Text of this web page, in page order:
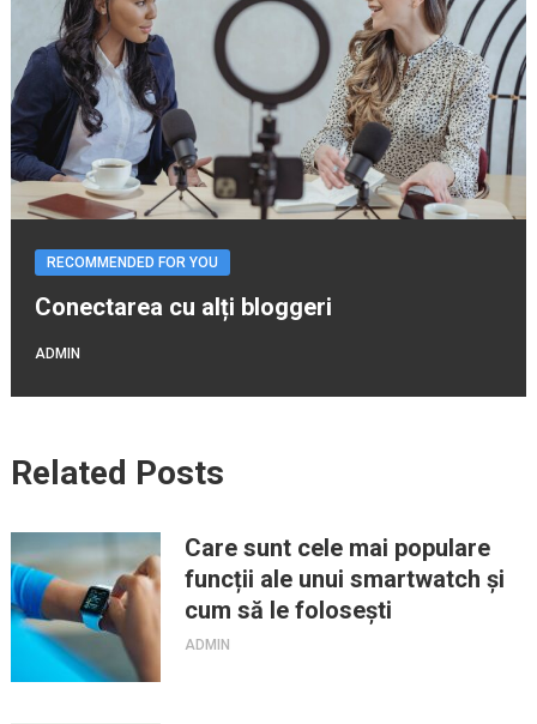
RECOMMENDED FOR YOU
Conectarea cu alți bloggeri
ADMIN
Related Posts
Care sunt cele mai populare
funcții ale unui smartwatch și
cum să le folosești
ADMIN